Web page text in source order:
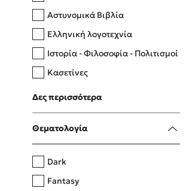
Δανάη Δεληγεώργη
Πάνω, κάτω, μπροστά, πίσω
Η μέθοδος Αφήστε τους
Αστυνομικά Βιβλία
Ελληνική λογοτεχνία
Ιστορία - Φιλοσοφία - Πολιτισμοί
Κασετίνες
Λευκώματα - Έγχρωμοι οδηγοί
Μαγειρική
Δες περισσότερα
Θεματολογία
Dark
Fantasy